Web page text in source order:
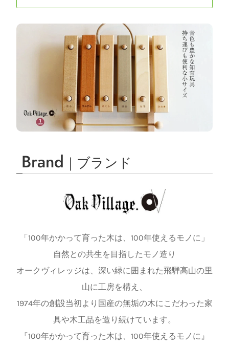
Brand ｜ブランド
「100年かかって育った木は、100年使えるモノに」
自然との共生を目指したモノ造り
オークヴィレッジは、深い緑に囲まれた飛騨高山の里
山に工房を構え、
1974年の創設当初より国産の無垢の木にこだわった家
具や木工品を造り続けています。
『100年かかって育った木は、100年使えるモノに』